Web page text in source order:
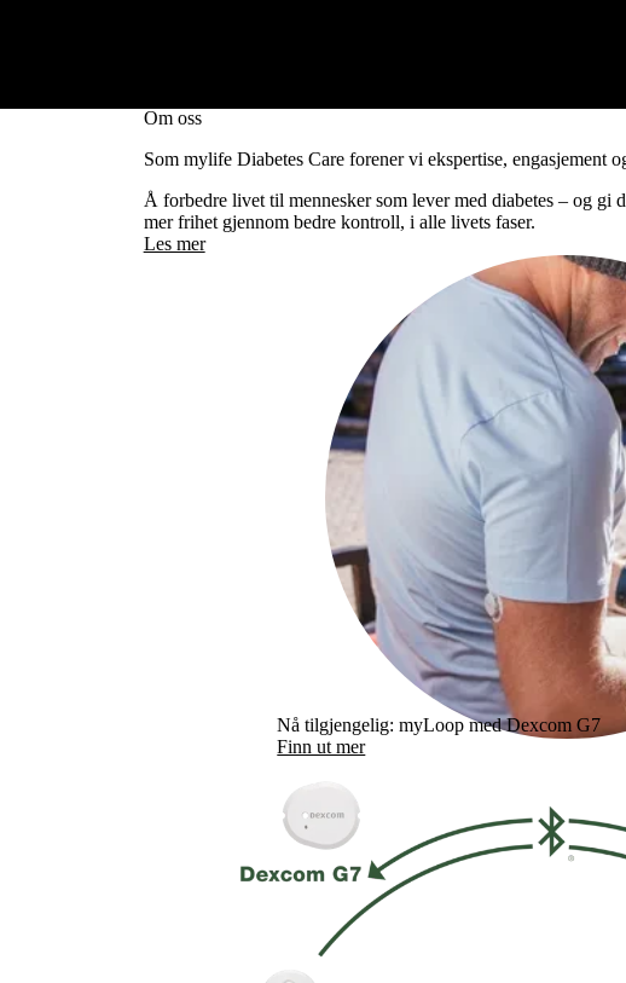
Om oss
Som mylife Diabetes Care forener vi ekspertise, engasjement
Å forbedre livet til mennesker som lever med diabetes – og gi
mer frihet gjennom bedre kontroll, i alle livets faser.
Les mer
Nå tilgjengelig: myLoop med Dexcom G7
Finn ut mer